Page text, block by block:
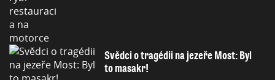
Svědci o tragédii na jezeře Most: Byl
to masakr!